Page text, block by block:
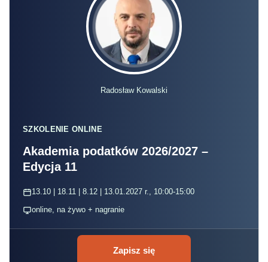
Radosław Kowalski
SZKOLENIE ONLINE
Akademia podatków 2026/2027 –
Edycja 11
13.10 | 18.11 | 8.12 | 13.01.2027 r., 10:00-15:00
online, na żywo + nagranie
Zapisz się